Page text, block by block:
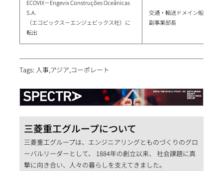
ECOVIX－Engevix Construções Oceânicas
S.A.
（エコビックス－エンジェビックス社）に
転出
交通・輸送ドメイン船舶・海
副事業部長
Tags: 人事,アジア,コーポレート
三菱重工グループについて
三菱重工グループは、エンジニアリングとものづくりのグロ
ーバルリーダーとして、 1884年の創立以来、 社会課題に真
摯に向き合い、人々の暮らしを支えてきました。